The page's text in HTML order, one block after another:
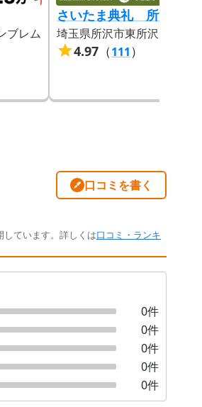
ブレム
さいたま典礼 所沢ホール
埼玉県所沢市東所沢5-20-9
4.97 （111 ）
口コミを書く
しています。詳しくは口コミ・ランキ
0件
0件
0件
0件
0件